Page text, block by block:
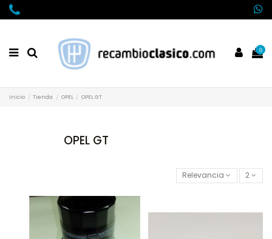
0
Inicio Tienda OPEL OPEL GT
OPEL GT
Relevancia 2